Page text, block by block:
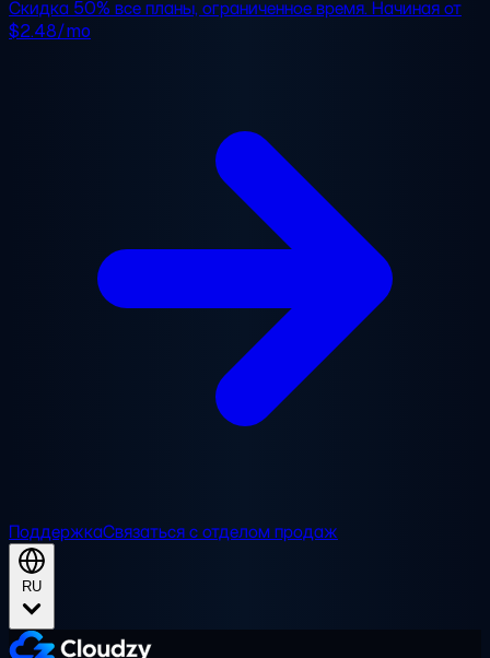
Скидка 50% все планы, ограниченное время. Начиная от
$2.48/mo
ПоддержкаСвязаться с отделом продаж
RU